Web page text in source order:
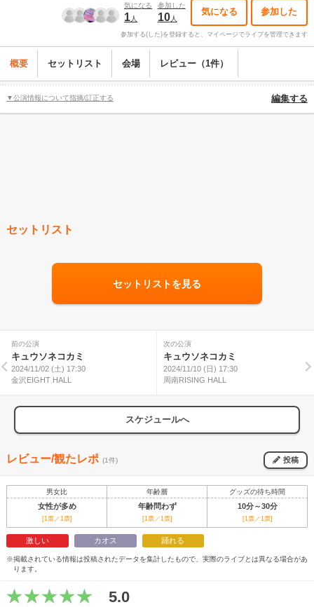
気になる
1人
参加した
10人
気になる 参加した
参加する(した)を登録すると、マイページでライブを管理できます
概要 セットリスト 会場 レビュー（1件）
▼公演情報について指摘/訂正する 編集する
セットリスト
セットリストを見る
前の公演
キュウソネコカミ
2024/11/02 (土) 17:30
金沢EIGHT HALL
次の公演
キュウソネコカミ
2024/11/10 (日) 17:30
周南RISING HALL
スケジュールへ
レビュー/観たレポ (1件) 投稿
男女比 年齢層 グッズの待ち時間
女性が多め 年齢問わず 10分～30分
[1票／1票] [1票／1票] [1票／1票]
激しい カオス 踊れる
※掲載されている情報は投稿されたデータを集計したもので、実際のライブとは異なる場合があ
ります。
5.0